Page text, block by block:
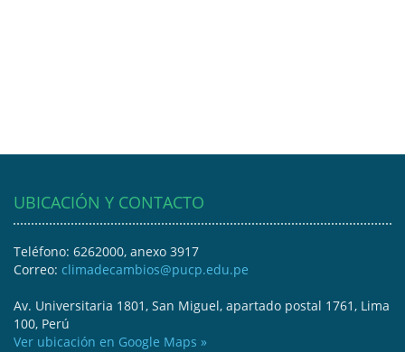
UBICACIÓN Y CONTACTO
Teléfono: 6262000, anexo 3917
Correo: climadecambios@pucp.edu.pe
Av. Universitaria 1801, San Miguel, apartado postal 1761, Lima
100, Perú
Ver ubicación en Google Maps »